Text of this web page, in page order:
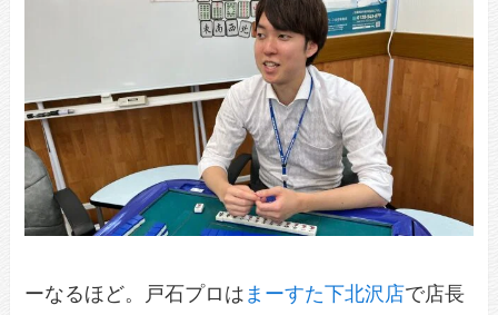
ーなるほど。戸石プロは まーすた下北沢店で店長